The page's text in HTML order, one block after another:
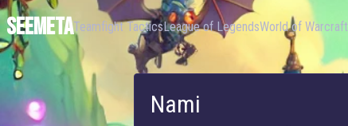
SEEMETATeamfight TacticsLeague of LegendsWorld of Warcraft
Nami